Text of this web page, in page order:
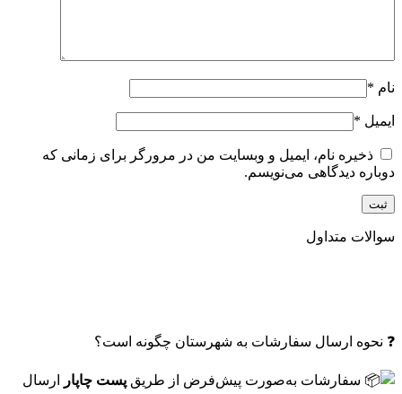
نام *
ایمیل *
ذخیره نام، ایمیل و وبسایت من در مرورگر برای زمانی که
دوباره دیدگاهی می‌نویسم.
سوالات متداول
❓ نحوه ارسال سفارشات به شهرستان چگونه است؟
سفارشات به‌صورت پیش‌فرض از طریق پست چاپار
ارسال